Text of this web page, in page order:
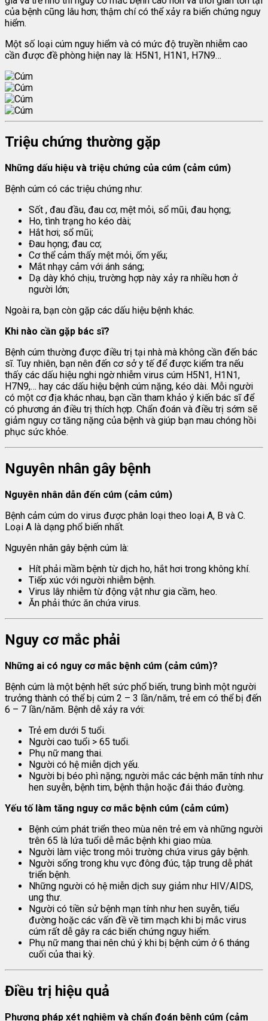
của bệnh cũng lâu hơn; thậm chí có thể xảy ra biến chứng nguy
hiểm.
Một số loại cúm nguy hiểm và có mức độ truyền nhiễm cao
cần được đề phòng hiện nay là: H5N1, H1N1, H7N9…
Triệu chứng thường gặp
Những dấu hiệu và triệu chứng của cúm (cảm cúm)
Bệnh cúm có các triệu chứng như:
Sốt , đau đầu, đau cơ, mệt mỏi, sổ mũi, đau họng;
Ho, tình trạng ho kéo dài;
Hắt hơi; sổ mũi;
Đau họng; đau cơ;
Cơ thể cảm thấy mệt mỏi, ốm yếu;
Mắt nhạy cảm với ánh sáng;
Dạ dày khó chịu, trường hợp này xảy ra nhiều hơn ở
người lớn;
Ngoài ra, bạn còn gặp các dấu hiệu bệnh khác.
Khi nào cần gặp bác sĩ?
Bệnh cúm thường được điều trị tại nhà mà không cần đến bác
sĩ. Tuy nhiên, bạn nên đến cơ sở y tế để được kiểm tra nếu
thấy các dấu hiệu nghi ngờ nhiễm virus cúm H5N1, H1N1,
H7N9,… hay các dấu hiệu bệnh cúm nặng, kéo dài. Mỗi người
có một cơ địa khác nhau, bạn cần tham khảo ý kiến bác sĩ để
có phương án điều trị thích hợp. Chẩn đoán và điều trị sớm sẽ
giảm nguy cơ tăng nặng của bệnh và giúp bạn mau chóng hồi
phục sức khỏe.
Nguyên nhân gây bệnh
Nguyên nhân dẫn đến cúm (cảm cúm)
Bệnh cảm cúm do virus được phân loại theo loại A, B và C.
Loại A là dạng phổ biến nhất.
Nguyên nhân gây bệnh cúm là:
Hít phải mầm bệnh từ dịch ho, hắt hơi trong không khí.
Tiếp xúc với người nhiễm bệnh.
Virus lây nhiễm từ động vật như gia cầm, heo.
Ăn phải thức ăn chứa virus.
Nguy cơ mắc phải
Những ai có nguy cơ mắc bệnh cúm (cảm cúm)?
Bệnh cúm là một bệnh hết sức phổ biến, trung bình một người
trưởng thành có thể bị cúm 2 – 3 lần/năm, trẻ em có thể bị đến
6 – 7 lần/năm. Bệnh dễ xảy ra với:
Trẻ em dưới 5 tuổi.
Người cao tuổi > 65 tuổi.
Phụ nữ mang thai.
Người có hệ miễn dịch yếu.
Người bị béo phì nặng; người mắc các bệnh mãn tính như
hen suyễn, bệnh tim, bệnh thận hoặc đái tháo đường.
Yếu tố làm tăng nguy cơ mắc bệnh cúm (cảm cúm)
Bệnh cúm phát triển theo mùa nên trẻ em và những người
trên 65 là lứa tuổi dễ mắc bệnh khi giao mùa.
Người làm việc trong môi trường chứa virus gây bệnh.
Người sống trong khu vực đông đúc, tập trung dễ phát
triển bệnh.
Những người có hệ miễn dịch suy giảm như HIV/AIDS,
ung thư.
Người có tiền sử bệnh mạn tính như hen suyễn, tiểu
đường hoặc các vấn đề về tim mạch khi bị mắc virus
cúm rất dễ gây ra các biến chứng nguy hiểm.
Phụ nữ mang thai nên chú ý khi bị bệnh cúm ở 6 tháng
cuối của thai kỳ.
Điều trị hiệu quả
Phương pháp xét nghiệm và chẩn đoán bệnh cúm (cảm